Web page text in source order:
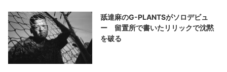
舐達麻のG-PLANTSがソロデビュ
ー 留置所で書いたリリックで沈黙
を破る